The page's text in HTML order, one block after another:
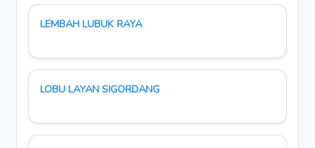
LEMBAH LUBUK RAYA
LOBU LAYAN SIGORDANG